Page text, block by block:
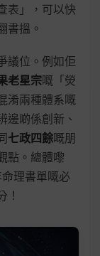
表」，可以快
書搵。
議位。例如佢
老星宗嘅「熒
淆兩種體系嘅
邊啲係創新、
七政四餘嘅朋
點。總體嚟
理書單嘅必
！